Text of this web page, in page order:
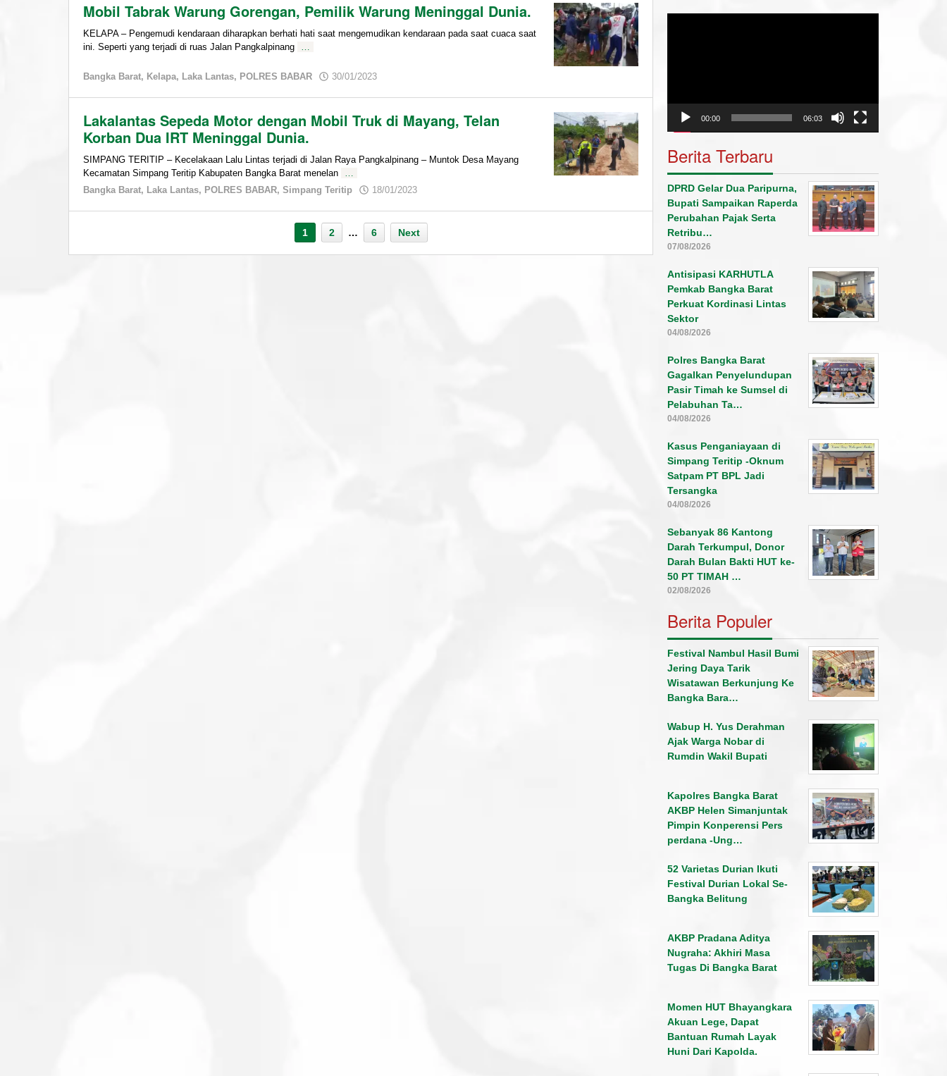
Mobil Tabrak Warung Gorengan, Pemilik Warung Meninggal Dunia.
KELAPA – Pengemudi kendaraan diharapkan berhati hati saat mengemudikan kendaraan pada saat cuaca saat
ini. Seperti yang terjadi di ruas Jalan Pangkalpinang
…
Bangka Barat, Kelapa, Laka Lantas, POLRES BABAR 30/01/2023
Lakalantas Sepeda Motor dengan Mobil Truk di Mayang, Telan
Korban Dua IRT Meninggal Dunia.
SIMPANG TERITIP – Kecelakaan Lalu Lintas terjadi di Jalan Raya Pangkalpinang – Muntok Desa Mayang
Kecamatan Simpang Teritip Kabupaten Bangka Barat menelan
…
Bangka Barat, Laka Lantas, POLRES BABAR, Simpang Teritip 18/01/2023
1 2 … 6 Next
00:00 06:03
Berita Terbaru
DPRD Gelar Dua Paripurna,
Bupati Sampaikan Raperda
Perubahan Pajak Serta
Retribu…
07/08/2026
Antisipasi KARHUTLA
Pemkab Bangka Barat
Perkuat Kordinasi Lintas
Sektor
04/08/2026
Polres Bangka Barat
Gagalkan Penyelundupan
Pasir Timah ke Sumsel di
Pelabuhan Ta…
04/08/2026
Kasus Penganiayaan di
Simpang Teritip -Oknum
Satpam PT BPL Jadi
Tersangka
04/08/2026
Sebanyak 86 Kantong
Darah Terkumpul, Donor
Darah Bulan Bakti HUT ke-
50 PT TIMAH …
02/08/2026
Berita Populer
Festival Nambul Hasil Bumi
Jering Daya Tarik
Wisatawan Berkunjung Ke
Bangka Bara…
Wabup H. Yus Derahman
Ajak Warga Nobar di
Rumdin Wakil Bupati
Kapolres Bangka Barat
AKBP Helen Simanjuntak
Pimpin Konperensi Pers
perdana -Ung…
52 Varietas Durian Ikuti
Festival Durian Lokal Se-
Bangka Belitung
AKBP Pradana Aditya
Nugraha: Akhiri Masa
Tugas Di Bangka Barat
Momen HUT Bhayangkara
Akuan Lege, Dapat
Bantuan Rumah Layak
Huni Dari Kapolda.